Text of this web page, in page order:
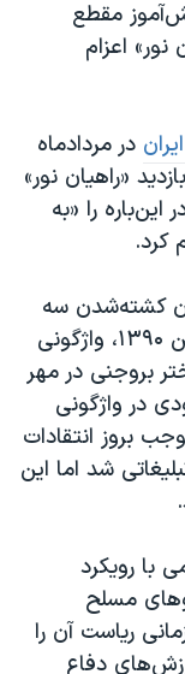
استان ۱۱ هزار دانش‌آموز مقطع
اعزام
در مردادماه
«راهیان نور»
را «به
کرد.
کشته‌شدن سه
دانش‌آموز استان خراسان‌ رضوی در بهمن ۱۳۹۰، واژگونی
دختر بروجنی در مهر
شاهرودی در واژگونی
هنگام بازگشت در آبان ۱۳۹۱ موجب بروز انتقادات
شد اما این
با رویکرد
مسلح
ریاست آن را
دفاع